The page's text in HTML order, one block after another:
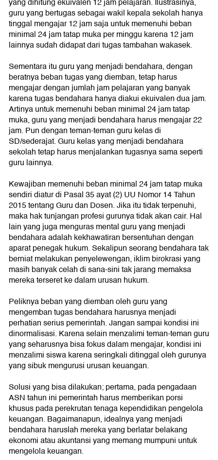
yang dihitung ekuivalen 12 jam pelajaran. Ilustrasinya,
guru yang bertugas sebagai wakil kepala sekolah hanya
tinggal mengajar 12 jam saja untuk memenuhi beban
minimal 24 jam tatap muka per minggu karena 12 jam
lainnya sudah didapat dari tugas tambahan wakasek.
Sementara itu guru yang menjadi bendahara, dengan
beratnya beban tugas yang diemban, tetap harus
mengajar dengan jumlah jam pelajaran yang banyak
karena tugas bendahara hanya diakui ekuivalen dua jam.
Artinya untuk memenuhi beban minimal 24 jam tatap
muka, guru yang menjadi bendahara harus mengajar 22
jam. Pun dengan teman-teman guru kelas di
SD/sederajat. Guru kelas yang menjadi bendahara
sekolah tetap harus menjalankan tugasnya sama seperti
guru lainnya.
Kewajiban memenuhi beban minimal 24 jam tatap muka
sendiri diatur di Pasal 35 ayat (2) UU Nomor 14 Tahun
2015 tentang Guru dan Dosen. Jika itu tidak terpenuhi,
maka hak tunjangan profesi gurunya tidak akan cair. Hal
lain yang juga menguras mental guru yang menjadi
bendahara adalah kekhawatiran bersentuhan dengan
aparat penegak hukum. Sekalipun seorang bendahara tak
berniat melakukan penyelewengan, iklim birokrasi yang
masih banyak celah di sana-sini tak jarang memaksa
mereka terseret ke dalam urusan hukum.
Peliknya beban yang diemban oleh guru yang
mengemban tugas bendahara harusnya menjadi
perhatian serius pemerintah. Jangan sampai kondisi ini
dinormalisasi. Karena selain menzalimi teman-teman guru
yang seharusnya bisa fokus dalam mengajar, kondisi ini
menzalimi siswa karena seringkali ditinggal oleh gurunya
yang sibuk mengurusi urusan keuangan.
Solusi yang bisa dilakukan; pertama, pada pengadaan
ASN tahun ini pemerintah harus memberikan porsi
khusus pada perekrutan tenaga kependidikan pengelola
keuangan. Bagaimanapun, idealnya yang menjadi
bendahara haruslah mereka yang berlatar belakang
ekonomi atau akuntansi yang memang mumpuni untuk
mengelola keuangan.